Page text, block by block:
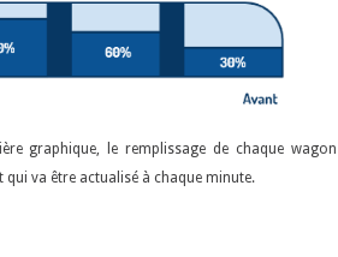
graphique, le remplissage de chaque wagon
va être actualisé à chaque minute.